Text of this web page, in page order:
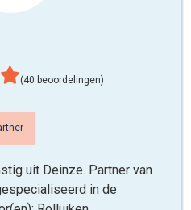
(40 beoordelingen)
uit Deinze. Partner van
in de